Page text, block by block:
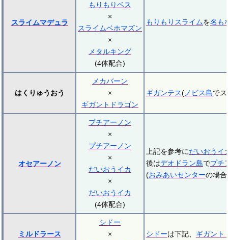
スライムマデュラ
もりもりベス
×
スライムベホマズン
×
メタルキング
(4体配合)
もりもりスライムを名も
はくりゅうおう
メカバーン
×
ギガントドラゴン
ギガンテス(ノビス島で
オセアーノン
プチアーノン
×
プチアーノン
×
だいおうイカ
×
だいおうイカ
(4体配合)
上記を参考にだいおうイ
後はデオドラン島でプチ
(おみあいセンターの場
ミルドラース
シドー
×
シドーは下記、 ギガント